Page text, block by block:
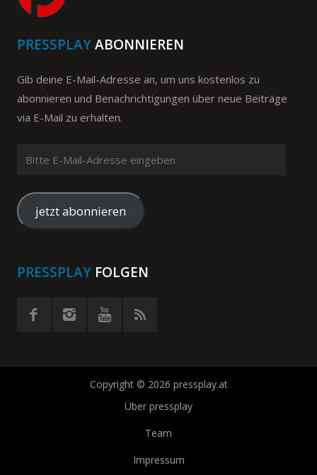
PRESSPLAYABONNIEREN
Gib deine E-Mail-Adresse an, um uns kostenlos zu
abonnieren und Benachrichtigungen über neue Beiträge
via E-Mail zu erhalten.
Mail-
Adresse
eingeben
jetzt abonnieren
PRESSPLAY FOLGEN
Copyright © 2026 pressplay.at
Über pressplay
Team
Impressum